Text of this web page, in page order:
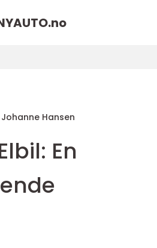
no
Johanne Hansen
En